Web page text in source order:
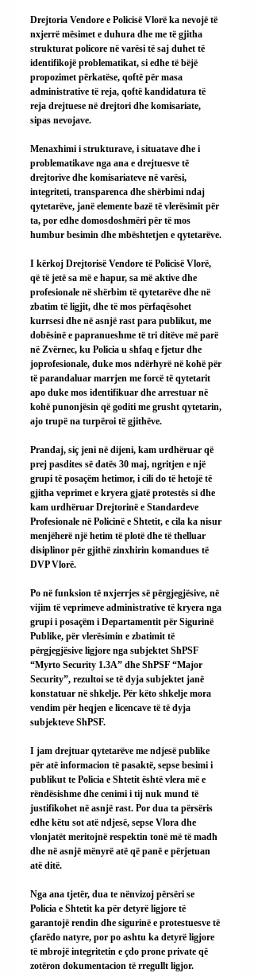
Drejtoria Vendore e Policisë Vlorë ka nevojë të
nxjerrë mësimet e duhura dhe me të gjitha
strukturat policore në varësi të saj duhet të
identifikojë problematikat, si edhe të bëjë
propozimet përkatëse, qoftë për masa
administrative të reja, qoftë kandidatura të
reja drejtuese në drejtori dhe komisariate,
sipas nevojave.
Menaxhimi i strukturave, i situatave dhe i
problematikave nga ana e drejtuesve të
drejtorive dhe komisariateve në varësi,
integriteti, transparenca dhe shërbimi ndaj
qytetarëve, janë elemente bazë të vlerësimit për
ta, por edhe domosdoshmëri për të mos
humbur besimin dhe mbështetjen e qytetarëve.
I kërkoj Drejtorisë Vendore të Policisë Vlorë,
që të jetë sa më e hapur, sa më aktive dhe
profesionale në shërbim të qytetarëve dhe në
zbatim të ligjit, dhe të mos përfaqësohet
kurrsesi dhe në asnjë rast para publikut, me
dobësinë e papranueshme të tri ditëve më parë
në Zvërnec, ku Policia u shfaq e fjetur dhe
joprofesionale, duke mos ndërhyrë në kohë për
të parandaluar marrjen me forcë të qytetarit
apo duke mos identifikuar dhe arrestuar në
kohë punonjësin që goditi me grusht qytetarin,
ajo trupë na turpëroi të gjithëve.
Prandaj, siç jeni në dijeni, kam urdhëruar që
prej pasdites së datës 30 maj, ngritjen e një
grupi të posaçëm hetimor, i cili do të hetojë të
gjitha veprimet e kryera gjatë protestës si dhe
kam urdhëruar Drejtorinë e Standardeve
Profesionale në Policinë e Shtetit, e cila ka nisur
menjëherë një hetim të plotë dhe të thelluar
disiplinor për gjithë zinxhirin komandues të
DVP Vlorë.
Po në funksion të nxjerrjes së përgjegjësive, në
vijim të veprimeve administrative të kryera nga
grupi i posaçëm i Departamentit për Sigurinë
Publike, për vlerësimin e zbatimit të
përgjegjësive ligjore nga subjektet ShPSF
“Myrto Security 1.3A” dhe ShPSF “Major
Security”, rezultoi se të dyja subjektet janë
konstatuar në shkelje. Për këto shkelje mora
vendim për heqjen e licencave të të dyja
subjekteve ShPSF.
I jam drejtuar qytetarëve me ndjesë publike
për atë informacion të pasaktë, sepse besimi i
publikut te Policia e Shtetit është vlera më e
rëndësishme dhe cenimi i tij nuk mund të
justifikohet në asnjë rast. Por dua ta përsëris
edhe këtu sot atë ndjesë, sepse Vlora dhe
vlonjatët meritojnë respektin tonë më të madh
dhe në asnjë mënyrë atë që panë e përjetuan
atë ditë.
Nga ana tjetër, dua te nënvizoj përsëri se
Policia e Shtetit ka për detyrë ligjore të
garantojë rendin dhe sigurinë e protestuesve të
çfarëdo natyre, por po ashtu ka detyrë ligjore
të mbrojë integritetin e çdo prone private që
zotëron dokumentacion të rregullt ligjor.